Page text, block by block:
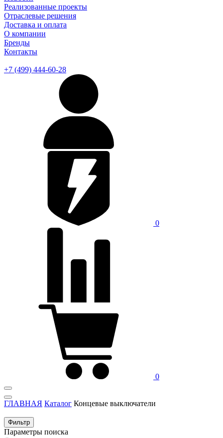
Реализованные проекты
Отраслевые решения
Доставка и оплата
О компании
Бренды
Контакты
+7 (499) 444-60-28
0
0
ГЛАВНАЯ Каталог Концевые выключатели
Фильтр
Параметры поиска